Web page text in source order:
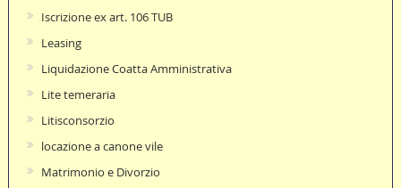
Iscrizione ex art. 106 TUB
Leasing
Liquidazione Coatta Amministrativa
Lite temeraria
Litisconsorzio
locazione a canone vile
Matrimonio e Divorzio